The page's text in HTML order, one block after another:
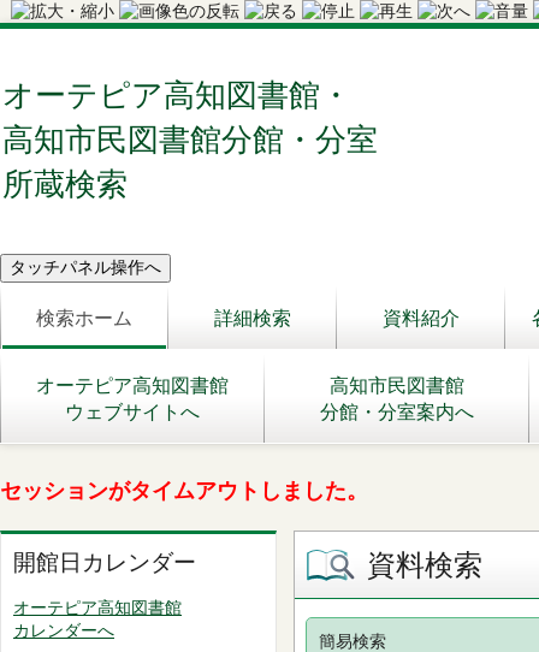
オーテピア高知図書館・
高知市民図書館分館・分室
所蔵検索
検索ホーム 詳細検索 資料紹介
オーテピア高知図書館
ウェブサイトへ
高知市民図書館
分館・分室案内へ
セッションがタイムアウトしました。
開館日カレンダー
オーテピア高知図書館
カレンダーへ
資料検索
簡易検索